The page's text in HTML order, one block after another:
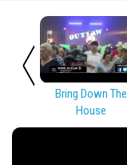
Bring Down The
House